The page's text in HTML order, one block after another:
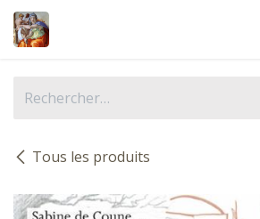
Se rendre au contenu
Tous les produits